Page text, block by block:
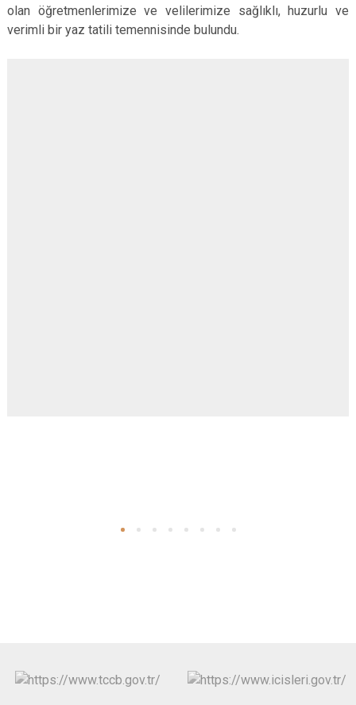
olan öğretmenlerimize ve velilerimize sağlıklı, huzurlu ve
verimli bir yaz tatili temennisinde bulundu.